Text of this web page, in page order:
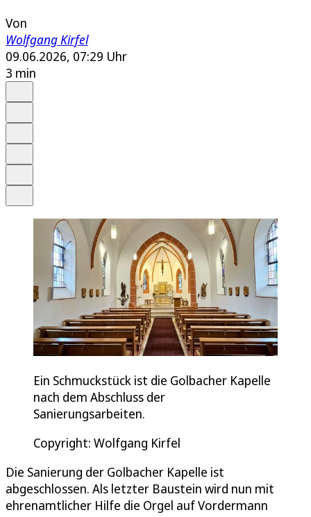
Von
Wolfgang Kirfel
09.06.2026, 07:29 Uhr
3 min
Ein Schmuckstück ist die Golbacher Kapelle
nach dem Abschluss der
Sanierungsarbeiten.
Copyright: Wolfgang Kirfel
Die Sanierung der Golbacher Kapelle ist
abgeschlossen. Als letzter Baustein wird nun mit
ehrenamtlicher Hilfe die Orgel auf Vordermann